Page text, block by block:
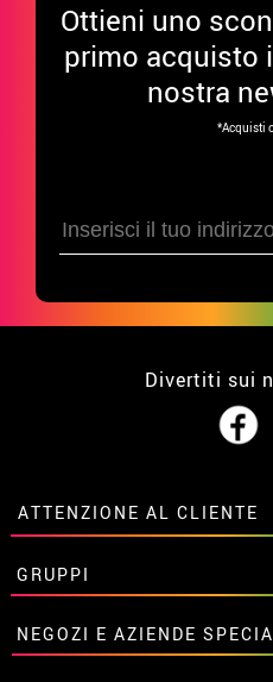
Ottieni uno
primo acquisto
nostra
*Acquisti
Divertiti sui
ATTENZIONE AL CLIENTE
• Su di noi
• Condizioni di vendita
• Avviso legale privacy
• Attenzione al cliente
GRUPPI
Sconti speciali per gruppi.
Contattaci qui
NEGOZI E AZIENDE